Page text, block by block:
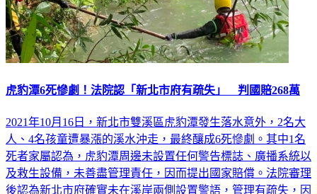
虎豹潭6死慘劇！法院認「新北市府有疏失」 判國賠268萬
2021年10月16日，新北市雙溪區虎豹潭發生落水意外，2名大
人、4名孩童遭暴漲的溪水沖走，最終釀成6死慘劇。其中1名
死者家屬認為，虎豹潭周邊未設置任何警告標誌、廣播系統以
及救生設備，未善盡管理責任，因而提出國家賠償。法院審理
後認為新北市府確實未在溪岸兩側設置警語，管理有疏失，因